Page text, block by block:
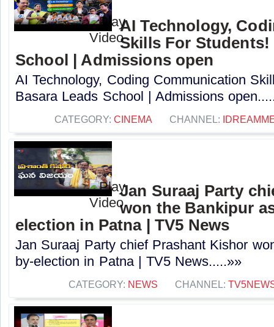
AI Technology,
Skills For Students!
School | Admissions open
AI Technology, Coding Communication
Basara Leads School | Admissions
CATEGORY: CINEMA CHANNEL:
Jan Suraaj Party
won the Bankipur
election in Patna | TV5 News
Jan Suraaj Party chief Prashant Kishor
by-election in Patna | TV5 News.....»»
CATEGORY: NEWS CHANNEL: